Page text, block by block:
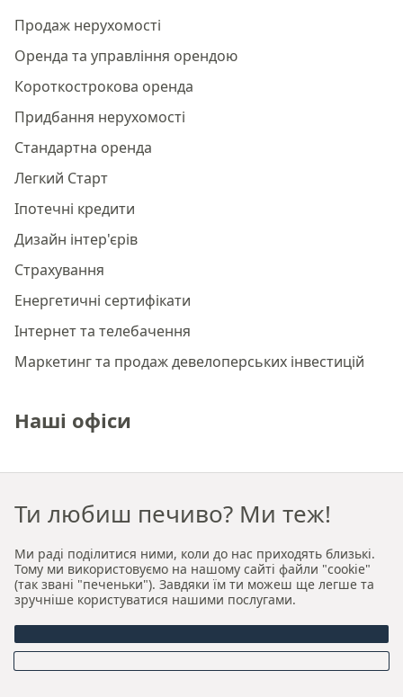
Продаж нерухомості
Оренда та управління орендою
Короткострокова оренда
Придбання нерухомості
Стандартна оренда
Легкий Старт
Іпотечні кредити
Дизайн інтер'єрів
Страхування
Енергетичні сертифікати
Інтернет та телебачення
Маркетинг та продаж девелоперських інвестицій
Наші офіси
Преміальне агентство нерухомості Краків
Преміальне агентство нерухомості Вроцлав
Про нас
Хто ми
Наша авторська модель продажу та оренди
Ти любиш печиво? Ми теж!
Ми раді поділитися ними, коли до нас приходять близькі.
Тому ми використовуємо на нашому сайті файли "cookie"
(так звані "печеньки"). Завдяки їм ти можеш ще легше та
зручніше користуватися нашими послугами.